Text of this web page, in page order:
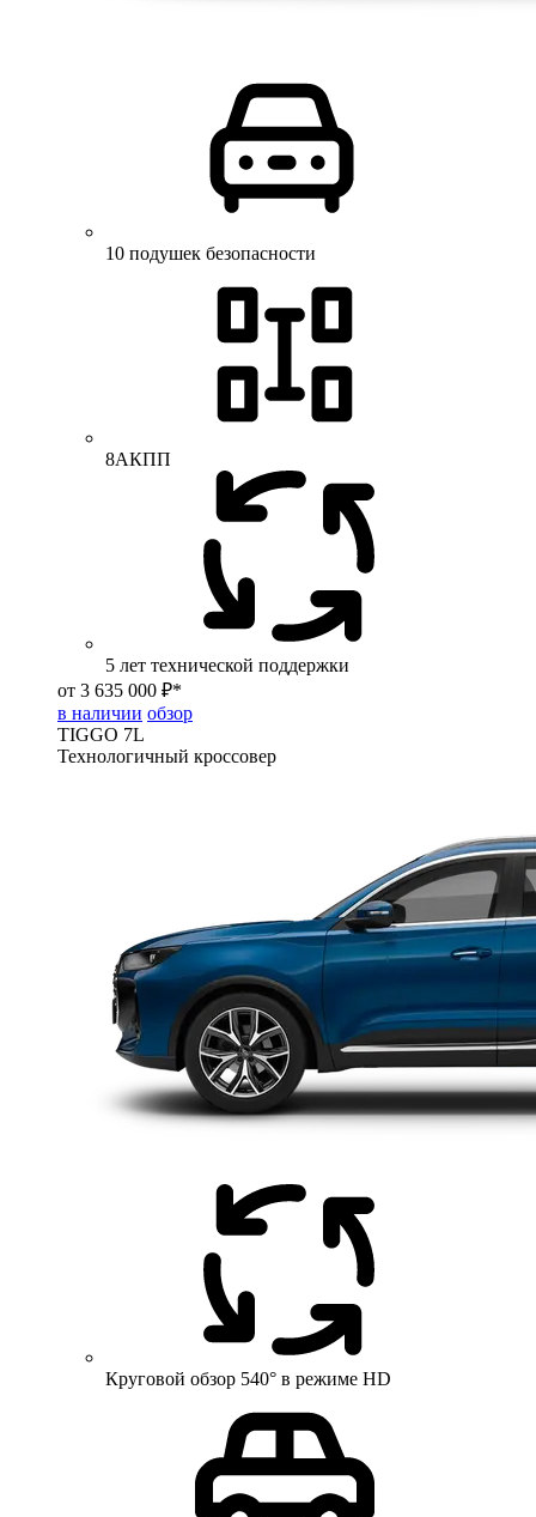
10 подушек безопасности
8АКПП
5 лет технической поддержки
от 3 635 000 ₽*
в наличии обзор
TIGGO 7L
Технологичный кроссовер
Круговой обзор 540° в режиме HD